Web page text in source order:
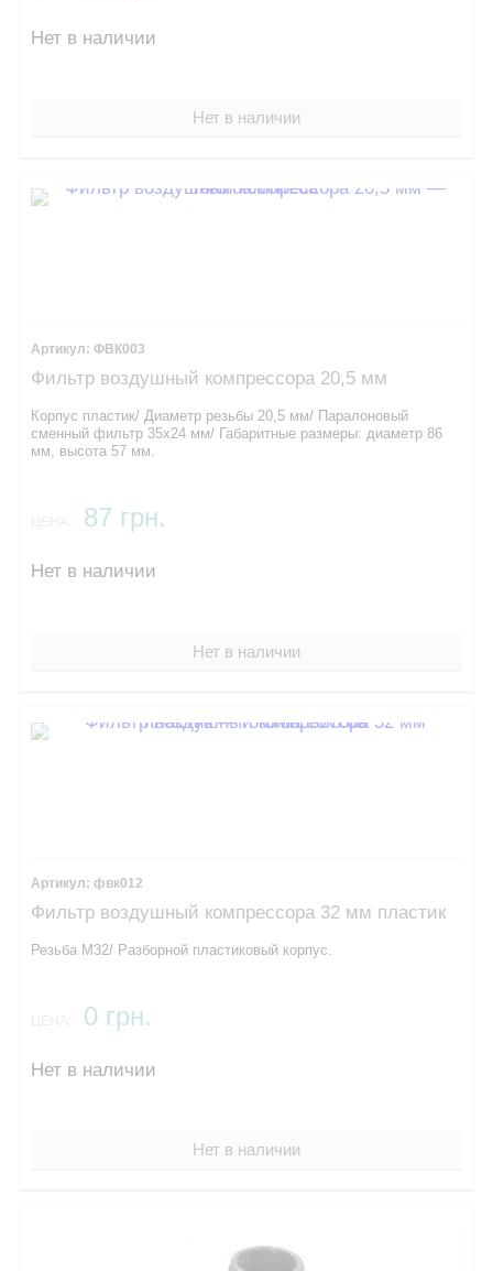
Нет в наличии
Нет в наличии
ФВК003
Фильтр воздушный компрессора 20,5 мм
Корпус пластик/ Диаметр резьбы 20,5 мм/ Паралоновый
сменный фильтр 35х24 мм/ Габаритные размеры: диаметр 86
мм, высота 57 мм.
87 грн.
Нет в наличии
Нет в наличии
фвк012
Фильтр воздушный компрессора 32 мм пластик
Резьба М32/ Разборной пластиковый корпус.
0 грн.
Нет в наличии
Нет в наличии